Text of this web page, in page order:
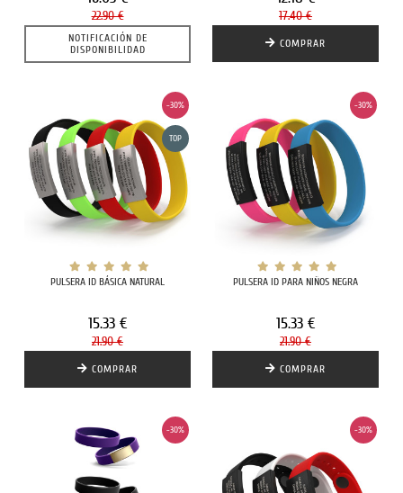
22.90 €
NOTIFICACIÓN DE
DISPONIBILIDAD
17.40 €
COMPRAR
-30%
TOP
PULSERA ID BÁSICA NATURAL
15.33 €
21.90 €
COMPRAR
-30%
PULSERA ID PARA NIÑOS NEGRA
15.33 €
21.90 €
COMPRAR
-30% -30%